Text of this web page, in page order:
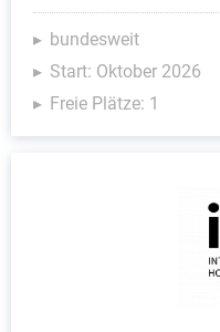
bundesweit
Start: Oktober 2026
Freie Plätze: 1